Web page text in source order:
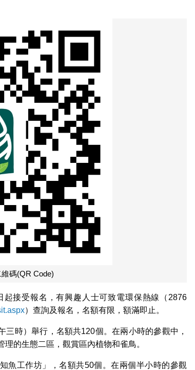
碼(QR Code)
接受報名，有興趣人士可致電環保熱線（2876
）查詢及報名，名額有限，額滿即止。
時）舉行，名額共120個。在兩小時的參觀中，
的生態二區，觀賞區內植物和雀鳥。
魚工作坊」，名額共50個。在兩個半小時的參觀